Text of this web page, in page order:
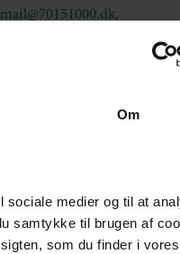
Om
sociale medier og til at
samtykke til brugen af
som du finder i vores
mail@70151000.dk.